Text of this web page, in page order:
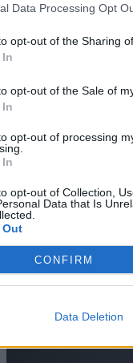
Data Processing Opt
opt-out of the Sharing
opt-out of the Sale of
opt-out of processing
opt-out of Collection,
Data that Is
CONFIRM
Data Deletion
Τα Windows 11
08/08/2026